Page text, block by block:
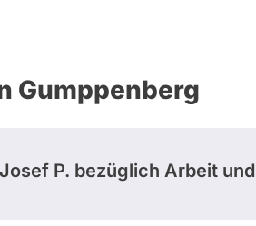
Gumppenberg
Josef P. bezüglich Arbeit und